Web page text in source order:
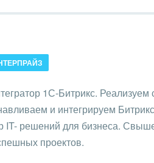
1С-Битрикс. Реализуем
и интегрируем
IT- решений для бизнеса.
проектов.